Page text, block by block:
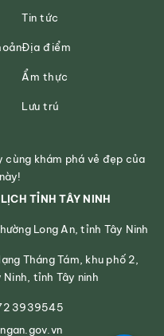
Tin tức
Địa điểm
Ẩm thực
Lưu trú
cùng khám phá vẻ đẹp của
TỈNH TÂY NINH
Long An, tỉnh Tây Ninh
Tháng Tám, khu phố 2,
Ninh, tỉnh Tây ninh
3939545